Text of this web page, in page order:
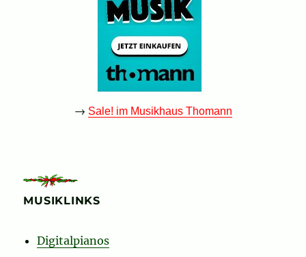
→ Sale! im Musikhaus Thomann
MUSIKLINKS
Digitalpianos